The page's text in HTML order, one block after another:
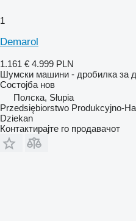
1
Demarol
1.161 € 4.999 PLN
Шумски машини - дробилка за
Состојба нов
Полска, Słupia
Przedsiębiorstwo Produkcyjno-
Dziekan
Контактирајте го продавачот